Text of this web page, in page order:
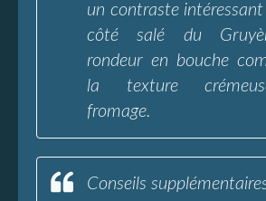
un contraste
côté salé du
rondeur en bouche
la texture
fromage.
Conseils